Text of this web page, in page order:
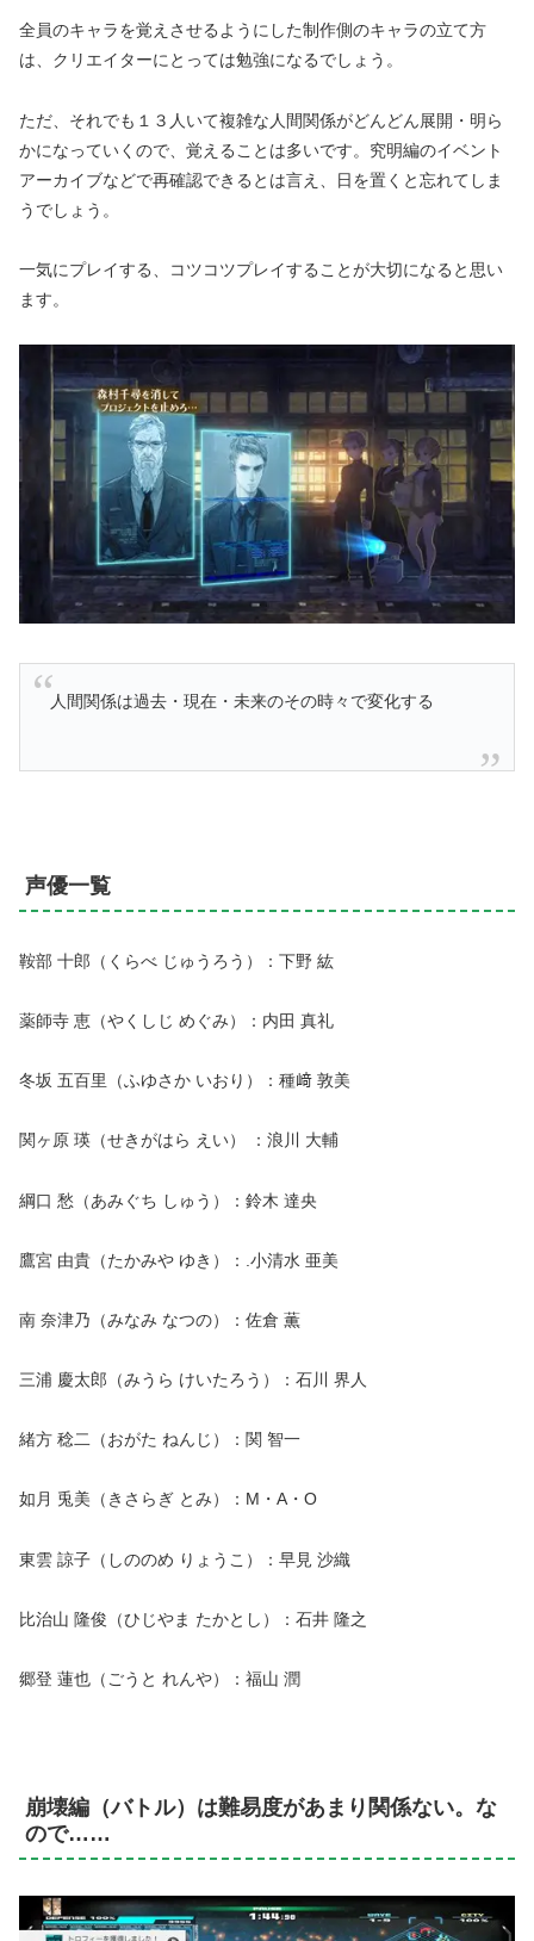
全員のキャラを覚えさせるようにした制作側のキャラの立て方
は、クリエイターにとっては勉強になるでしょう。
ただ、それでも１３人いて複雑な人間関係がどんどん展開・明ら
かになっていくので、覚えることは多いです。究明編のイベント
アーカイブなどで再確認できるとは言え、日を置くと忘れてしま
うでしょう。
一気にプレイする、コツコツプレイすることが大切になると思い
ます。
人間関係は過去・現在・未来のその時々で変化する
声優一覧
鞍部 十郎（くらべ じゅうろう）：下野 紘
薬師寺 恵（やくしじ めぐみ）：内田 真礼
冬坂 五百里（ふゆさか いおり）：種﨑 敦美
関ヶ原 瑛（せきがはら えい） ：浪川 大輔
綱口 愁（あみぐち しゅう）：鈴木 達央
鷹宮 由貴（たかみや ゆき）：.小清水 亜美
南 奈津乃（みなみ なつの）：佐倉 薫
三浦 慶太郎（みうら けいたろう）：石川 界人
緒方 稔二（おがた ねんじ）：関 智一
如月 兎美（きさらぎ とみ）：M・A・O
東雲 諒子（しののめ りょうこ）：早見 沙織
比治山 隆俊（ひじやま たかとし）：石井 隆之
郷登 蓮也（ごうと れんや）：福山 潤
崩壊編（バトル）は難易度があまり関係ない。な
ので……